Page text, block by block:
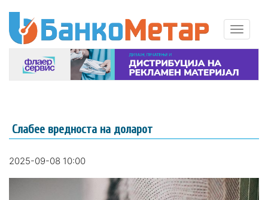
Слабее вредноста на доларот
2025-09-08 10:00